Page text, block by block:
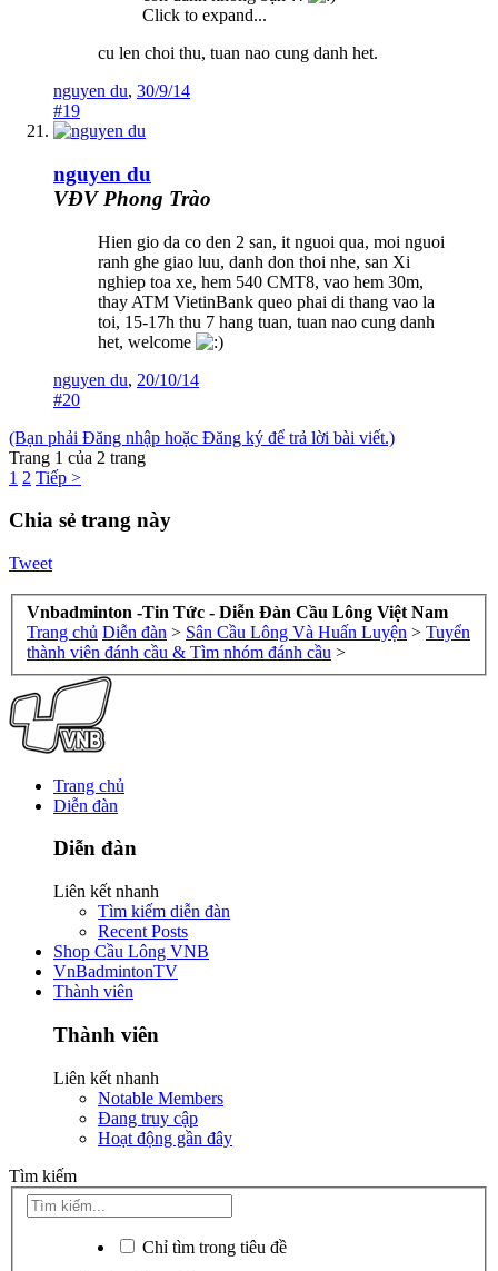
Click to expand...
cu len choi thu, tuan nao cung danh het.
nguyen du, 30/9/14
#19
nguyen du
VĐV Phong Trào
Hien gio da co den 2 san, it nguoi qua, moi nguoi
ranh ghe giao luu, danh don thoi nhe, san Xi
nghiep toa xe, hem 540 CMT8, vao hem 30m,
thay ATM VietinBank queo phai di thang vao la
toi, 15-17h thu 7 hang tuan, tuan nao cung danh
het, welcome
nguyen du, 20/10/14
#20
(Bạn phải Đăng nhập hoặc Đăng ký để trả lời bài viết.)
Trang 1 của 2 trang
1 2 Tiếp >
Chia sẻ trang này
Tweet
Vnbadminton -Tin Tức - Diễn Đàn Cầu Lông Việt Nam
Trang chủ Diễn đàn > Sân Cầu Lông Và Huấn Luyện > Tuyển
thành viên đánh cầu & Tìm nhóm đánh cầu >
Trang chủ
Diễn đàn
Diễn đàn
Liên kết nhanh
Tìm kiếm diễn đàn
Recent Posts
Shop Cầu Lông VNB
VnBadmintonTV
Thành viên
Thành viên
Liên kết nhanh
Notable Members
Đang truy cập
Hoạt động gần đây
Tìm kiếm
Chỉ tìm trong tiêu đề